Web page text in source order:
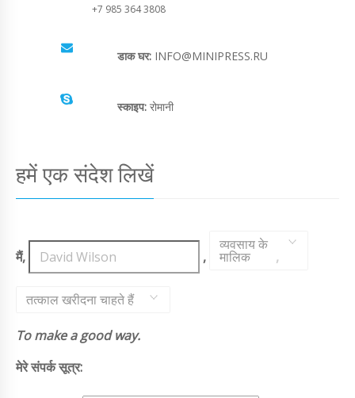
+7 985 364 3808
डाक घर: INFO@MINIPRESS.RU
स्काइप: रोमानी
हमें एक संदेश लिखें
मैं, ,
व्यवसाय के
मालिक ,
तत्काल खरीदना चाहते हैं
To make a good way.
मेरे संपर्क सूत्र: